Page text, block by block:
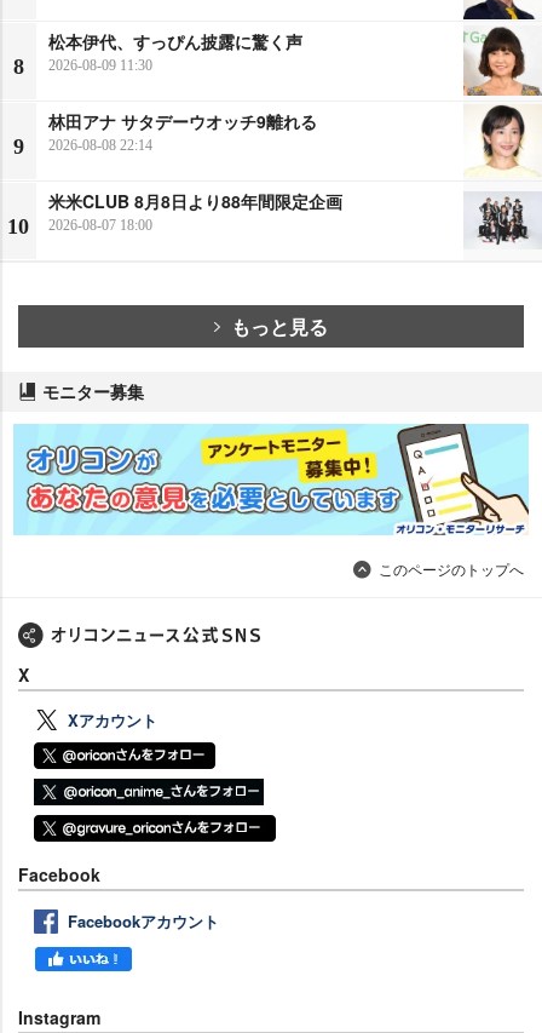
8
松本伊代、すっぴん披露に驚く声
2026-08-09 11:30
9
林田アナ サタデーウオッチ9離れる
2026-08-08 22:14
10
米米CLUB 8月8日より88年間限定企画
2026-08-07 18:00
もっと見る
モニター募集
このページのトップへ
X
Xアカウント
Facebook
Facebookアカウント
Instagram